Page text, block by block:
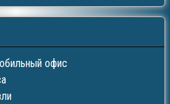
офис